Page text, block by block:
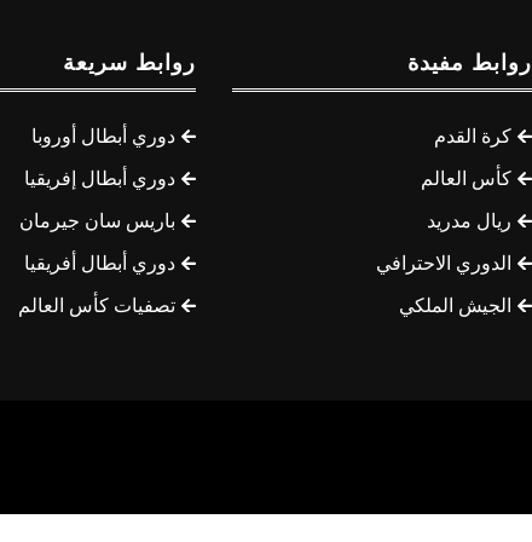
روابط مفيدة
كرة القدم
كأس العالم
ريال مدريد
الدوري الاحترافي
الجيش الملكي
روابط سريعة
دوري أبطال أوروبا
دوري أبطال إفريقيا
باريس سان جيرمان
دوري أبطال أفريقيا
تصفيات كأس العالم